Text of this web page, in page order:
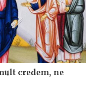
credem, ne